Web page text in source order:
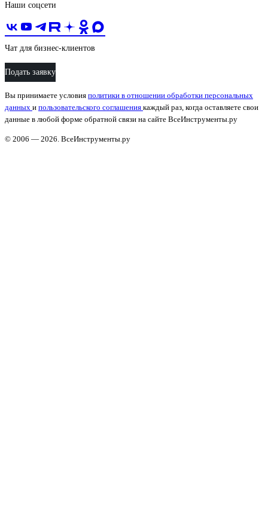
Наши соцсети
Чат для бизнес-клиентов
Подать заявку
Вы принимаете условия политики в отношении обработки персональных
данных и пользовательского соглашения каждый раз, когда оставляете свои
данные в любой форме обратной связи на сайте ВсеИнструменты.ру
© 2006 — 2026. ВсеИнструменты.ру